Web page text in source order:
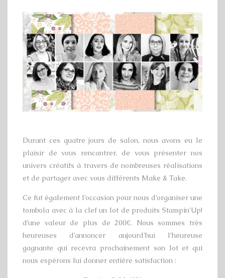
Durant ces quatre jours de salon, nous avons eu le
plaisir de vous rencontrer, de vous présenter nos
univers créatifs à travers de nombreuses réalisations
et de partager avec vous différents Make & Take.
Ce fut également l’occasion pour nous d’organiser une
tombola avec à la clef un lot de produits Stampin’Up!
d’une valeur de plus de 200€. Nous sommes très
heureuses d’annoncer aujourd’hui l’heureuse
gagnante qui recevra prochainement son lot et qui
nous espérons lui donner entière satisfaction :